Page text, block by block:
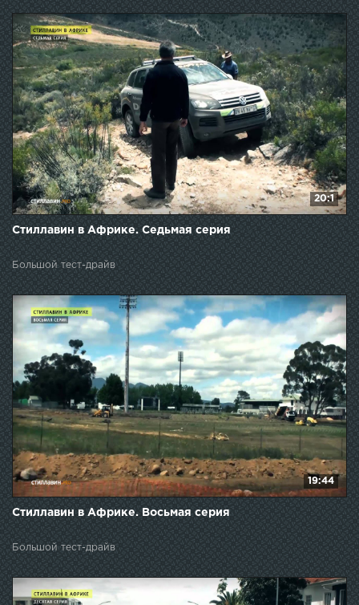
20:1
Стиллавин в Африке. Седьмая серия
Большой тест-драйв
19:44
Стиллавин в Африке. Восьмая серия
Большой тест-драйв